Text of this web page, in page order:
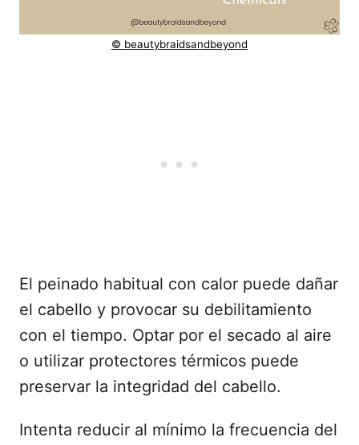
© beautybraidsandbeyond
El peinado habitual con calor puede dañar
el cabello y provocar su debilitamiento
con el tiempo. Optar por el secado al aire
o utilizar protectores térmicos puede
preservar la integridad del cabello.
Intenta reducir al mínimo la frecuencia del